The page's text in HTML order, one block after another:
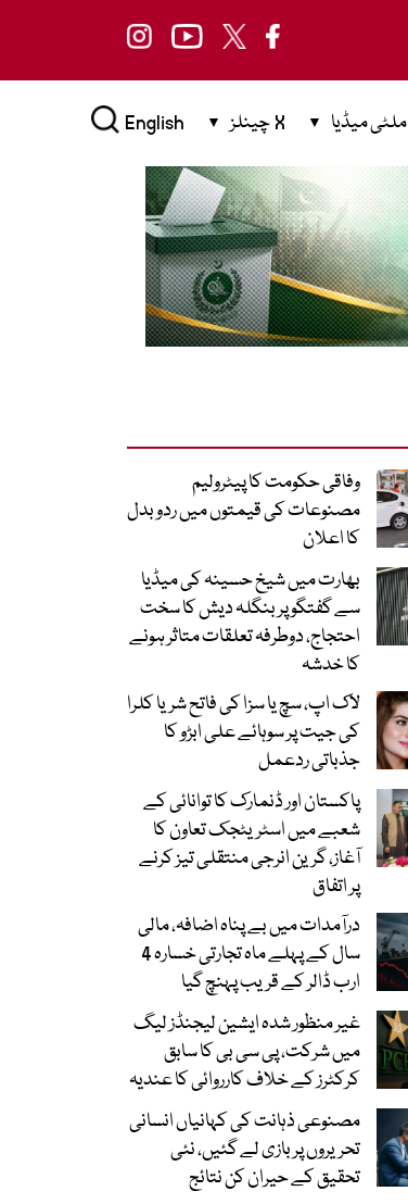
ملٹی میڈیا X چینلز English
وفاقی حکومت کا پیٹرولیم
مصنوعات کی قیمتوں میں ردوبدل
کا اعلان
بھارت میں شیخ حسینہ کی میڈیا
سے گفتگو پر بنگلہ دیش کا سخت
احتجاج، دوطرفہ تعلقات متاثر ہونے
کا خدشہ
لاک اپ، سچ یا سزا کی فاتح شریا کلرا
کی جیت پر سوہائے علی ابڑو کا
جذباتی ردعمل
پاکستان اور ڈنمارک کا توانائی کے
شعبے میں اسٹریٹجک تعاون کا
آغاز، گرین انرجی منتقلی تیز کرنے
پر اتفاق
درآمدات میں بے پناہ اضافہ، مالی
سال کے پہلے ماہ تجارتی خسارہ 4
ارب ڈالر کے قریب پہنچ گیا
غیر منظور شدہ ایشین لیجنڈز لیگ
میں شرکت، پی سی بی کا سابق
کرکٹرز کے خلاف کارروائی کا عندیہ
مصنوعی ذہانت کی کہانیاں انسانی
تحریروں پر بازی لے گئیں، نئی
تحقیق کے حیران کن نتائج